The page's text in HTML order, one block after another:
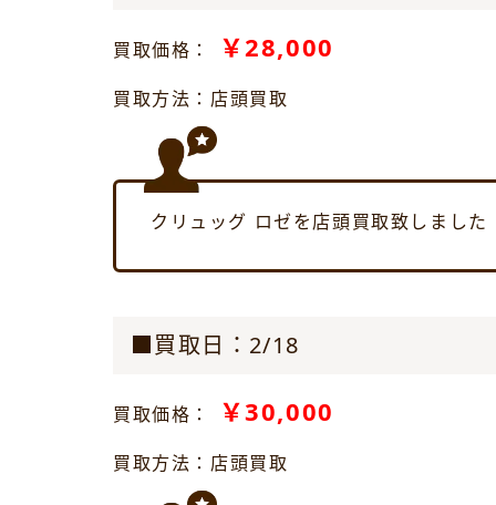
買取価格： ￥28,000
買取方法：店頭買取
クリュッグ ロゼを店頭買取致しました
■買取日：2/18
買取価格： ￥30,000
買取方法：店頭買取